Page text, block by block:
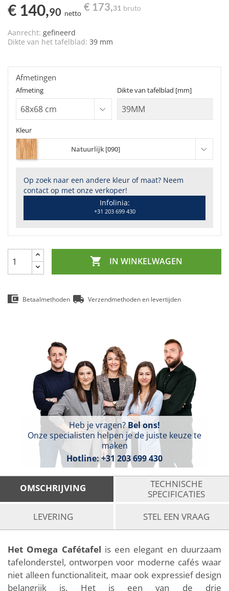
€ 140,90 netto
€ 173,31 bruto
Aanrecht: gefineerd
Dikte van het tafelblad: 39 mm
Kleur
Natuurlijk [090]
Op zoek naar een andere kleur of maat? Neem
contact op met onze verkoper!
Infolinia:
+31 203 699 430
Afmeting Dikte van tafelblad [mm]
Afmetingen
 IN WINKELWAGEN
Betaalmethoden Verzendmethoden en levertijden
Heb je vragen?Bel ons!
Onze specialisten helpen je de juiste keuze te
maken
Hotline:+31 203 699 430
OMSCHRIJVING
TECHNISCHE
SPECIFICATIES
LEVERING
STEL EEN VRAAG
Het Omega Cafétafel is een elegant en duurzaam
tafelonderstel, ontworpen voor moderne cafés waar
niet alleen functionaliteit, maar ook expressief design
belangrijk is. Het is een van de drie